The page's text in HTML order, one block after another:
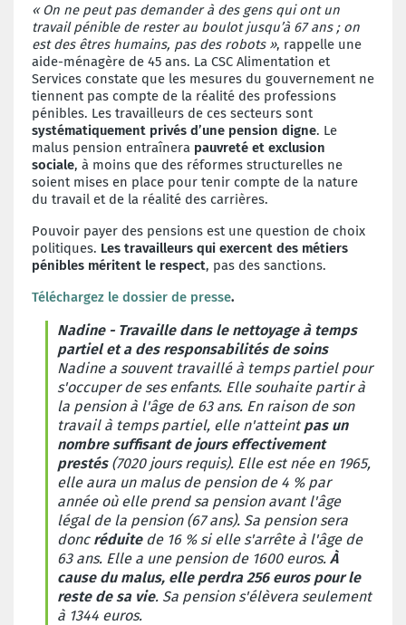
« On ne peut pas demander à des gens qui ont un
travail pénible de rester au boulot jusqu’à 67 ans ; on
est des êtres humains, pas des robots », rappelle une
aide-ménagère de 45 ans. La CSC Alimentation et
Services constate que les mesures du gouvernement ne
tiennent pas compte de la réalité des professions
pénibles. Les travailleurs de ces secteurs sont
systématiquement privés d’une pension digne. Le
malus pension entraînera pauvreté et exclusion
sociale, à moins que des réformes structurelles ne
soient mises en place pour tenir compte de la nature
du travail et de la réalité des carrières.
Pouvoir payer des pensions est une question de choix
politiques. Les travailleurs qui exercent des métiers
pénibles méritent le respect, pas des sanctions.
Téléchargez le dossier de presse.
Nadine - Travaille dans le nettoyage à temps
partiel et a des responsabilités de soins
Nadine a souvent travaillé à temps partiel pour
s'occuper de ses enfants. Elle souhaite partir à
la pension à l'âge de 63 ans. En raison de son
travail à temps partiel, elle n'atteint pas un
nombre suffisant de jours effectivement
prestés(7020 jours requis). Elle est née en 1965,
elle aura un malus de pension de 4 % par
année où elle prend sa pension avant l'âge
légal de la pension (67 ans). Sa pension sera
donc réduitede 16 % si elle s'arrête à l'âge de
63 ans. Elle a une pension de 1600 euros. À
cause du malus, elle perdra 256 euros pour le
reste de sa vie. Sa pension s'élèvera seulement
à 1344 euros.